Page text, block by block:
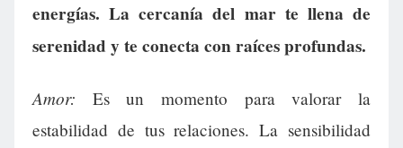
energías. La cercanía del mar te llena de
serenidad y te conecta con raíces profundas.
Amor: Es un momento para valorar la
estabilidad de tus relaciones. La sensibilidad